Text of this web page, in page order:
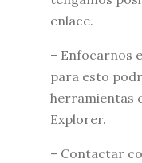
enlace.
– Enfocarnos
para esto
herramientas
Explorer.
– Contactar